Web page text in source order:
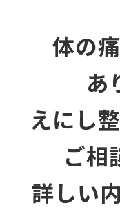
体の
あ
えにし
ご相
詳しい